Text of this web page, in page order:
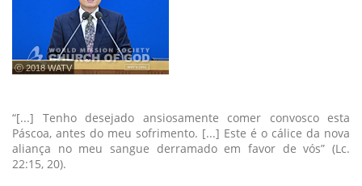
ⓒ 2018 WATV
“[...] Tenho desejado ansiosamente comer convosco esta
Páscoa, antes do meu sofrimento. [...] Este é o cálice da nova
aliança no meu sangue derramado em favor de vós” (Lc.
22:15, 20).